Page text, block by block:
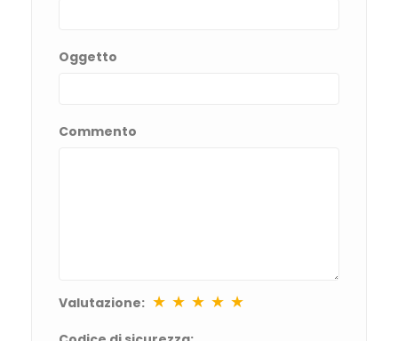
Oggetto
Commento
Valutazione: ★ ★ ★ ★ ★